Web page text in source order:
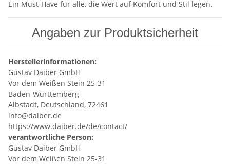
Ein Must-Have für alle, die Wert auf Komfort und Stil legen.
Angaben zur Produktsicherheit
Herstellerinformationen:
Gustav Daiber GmbH
Vor dem Weißen Stein 25-31
Baden-Württemberg
Albstadt, Deutschland, 72461
info@daiber.de
https://www.daiber.de/de/contact/
verantwortliche Person:
Gustav Daiber GmbH
Vor dem Weißen Stein 25-31